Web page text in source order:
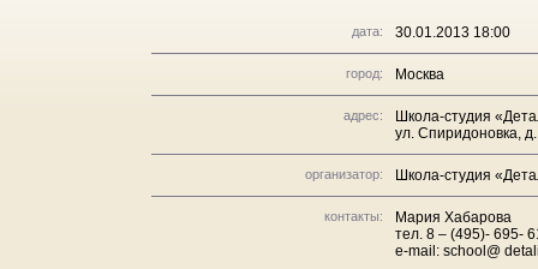
дата: 30.01.2013 18:00
город: Москва
адрес:
Школа-студия
ул. Спиридоновка,
организатор: Школа-студия
контакты:
Мария Хабарова
тел. 8 – (495)- 695-
e-mail: school@